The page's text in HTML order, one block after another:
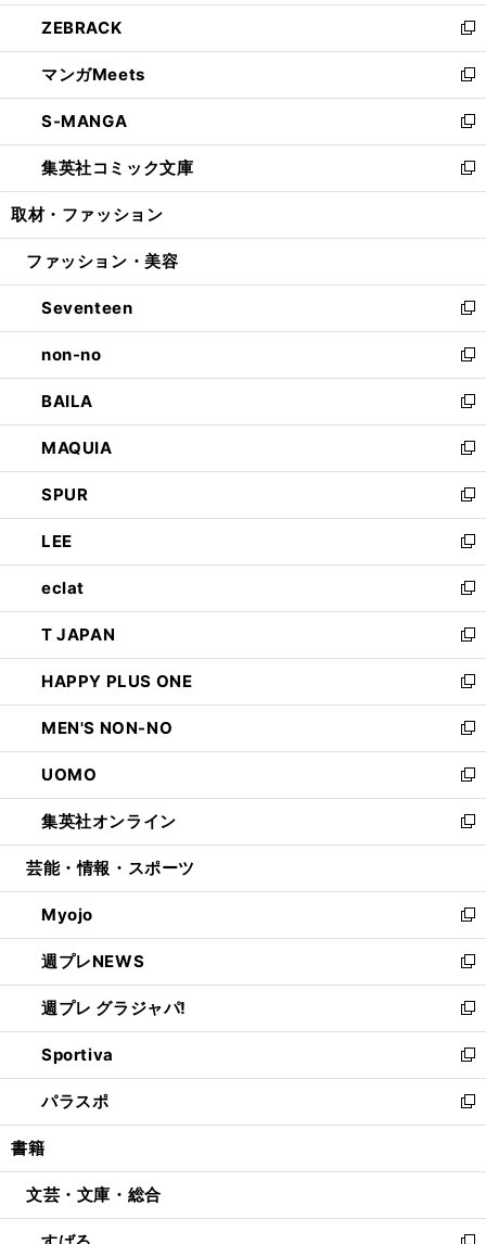
開
く
ウ
で
開
く
ン
ド
ウ
で
開
く
ウ
ィ
ン
ド
ウ
で
開
く
し
い
ウ
ィ
ン
ド
ウ
で
開
ZEBRACK
新
し
い
ウ
ィ
ン
ド
ウ
開
マンガMeets
新
し
い
ウ
ィ
ン
ウ
開
く
S-MANGA
新
し
い
ウ
ン
ウ
で
開
く
集英社コミック文庫
新
し
ウ
ン
ド
ウ
で
開
く
取材・ファッション
ファッション・美容
Seventeen
新
し
い
ウ
ィ
ン
ド
ウ
で
開
く
non-no
新
し
い
ウ
ィ
ン
ド
ウ
で
開
く
BAILA
新
し
い
ウ
ィ
ン
ド
ウ
で
開
く
MAQUIA
新
し
い
ウ
ィ
ン
ド
ウ
で
開
く
SPUR
新
し
い
ウ
ィ
ン
ド
ウ
で
開
く
LEE
新
し
い
ウ
ィ
ン
ド
ウ
で
開
く
eclat
新
し
い
ウ
ィ
ン
ド
ウ
で
開
く
T JAPAN
新
し
い
ウ
ィ
ン
ド
ウ
で
開
HAPPY PLUS ONE
新
し
い
ウ
ィ
ン
ド
ウ
開
く
MEN'S NON-NO
新
し
い
ウ
ィ
ン
ウ
で
開
く
UOMO
新
し
い
ウ
ン
ド
ウ
で
開
く
集英社オンライン
新
し
ウ
ィ
ン
ド
ウ
で
開
く
芸能・情報・スポーツ
Myojo
新
し
い
ウ
ィ
ン
ド
ウ
で
開
週プレNEWS
新
し
い
ウ
ィ
ン
ド
ウ
開
週プレ グラジャパ!
新
し
い
ウ
ィ
ン
ウ
開
Sportiva
新
し
い
ウ
ン
ウ
パラスポ
新
し
ウ
ン
書籍
文芸・文庫・総合